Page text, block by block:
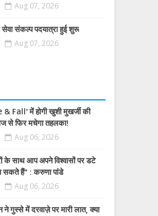
Aug 07, 2026
सेवा संकल्प पदयात्रा हुई शुरू
Aug 07, 2026
& Fall’ में होगी खुशी मुखर्जी की
से फिर मचेगा तहलका!
Aug 06, 2026
के साथ आप अपने विश्वासों पर डटे
सकते हैं” : करुणा पांडे
Aug 06, 2026
गुस्से में दरवाज़े पर मारी लात, क्या